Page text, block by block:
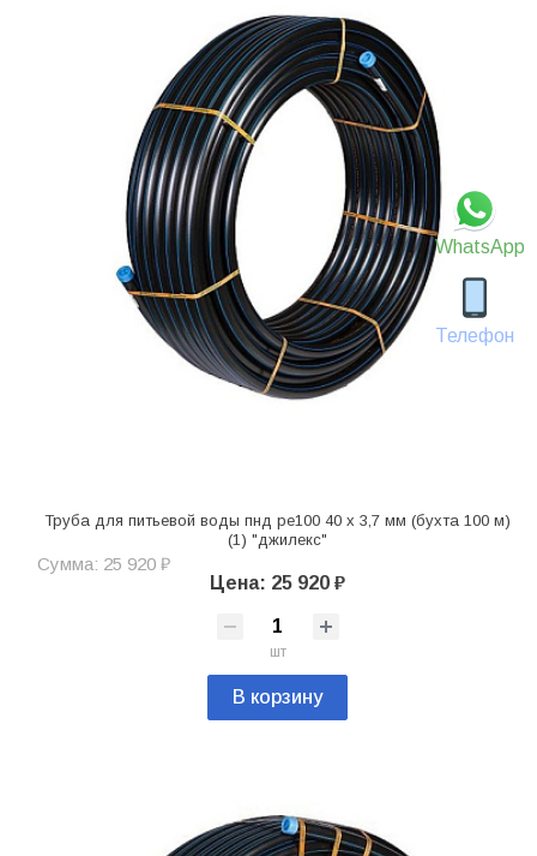
WhatsApp
Телефон
Труба для питьевой воды пнд pe100 40 х 3,7 мм (бухта 100 м)
(1) "джилекс"
Сумма: 25 920 ₽
Цена: 25 920 ₽
шт
В корзину